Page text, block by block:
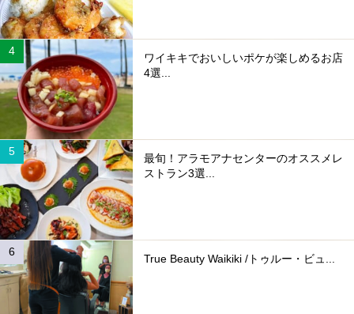
ワイキキでおいしいポケが楽しめるお店
4選...
最旬！アラモアナセンターのオススメレ
ストラン3選...
True Beauty Waikiki /トゥルー・ビュ...